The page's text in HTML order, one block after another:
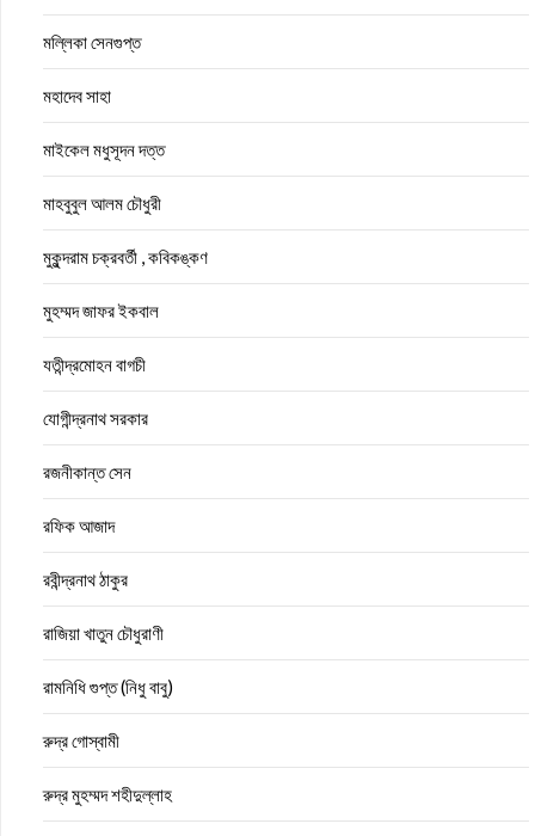
মল্লিকা সেনগুপ্ত
মহাদেব সাহা
মাইকেল মধুসূদন দত্ত
মাহবুবুল আলম চৌধুরী
মুকুন্দরাম চক্রবর্তী , কবিকঙ্কণ
মুহম্মদ জাফর ইকবাল
যতীন্দ্রমোহন বাগচী
যোগীন্দ্রনাথ সরকার
রজনীকান্ত সেন
রফিক আজাদ
রবীন্দ্রনাথ ঠাকুর
রাজিয়া খাতুন চৌধুরাণী
রামনিধি গুপ্ত (নিধু বাবু)
রুদ্র গোস্বামী
রুদ্র মুহম্মদ শহীদুল্লাহ